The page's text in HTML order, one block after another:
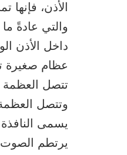
الأذن، فإنها
والتي عادةً
داخل الأذن
عظام صغيرة
تتصل العظمة
وتتصل
يسمى النافذة
يرتطم الصوت